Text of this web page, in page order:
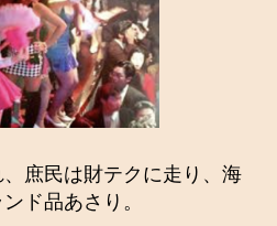
庶民は財テクに走り、海
ド品あさり。